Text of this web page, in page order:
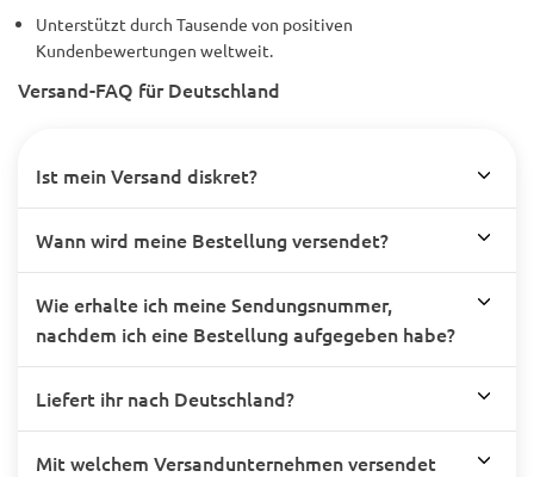
Unterstützt durch Tausende von positiven
Kundenbewertungen weltweit.
Versand-FAQ für Deutschland
Ist mein Versand diskret?
Wann wird meine Bestellung versendet?
Wie erhalte ich meine Sendungsnummer,
nachdem ich eine Bestellung aufgegeben habe?
Liefert ihr nach Deutschland?
Mit welchem Versandunternehmen versendet